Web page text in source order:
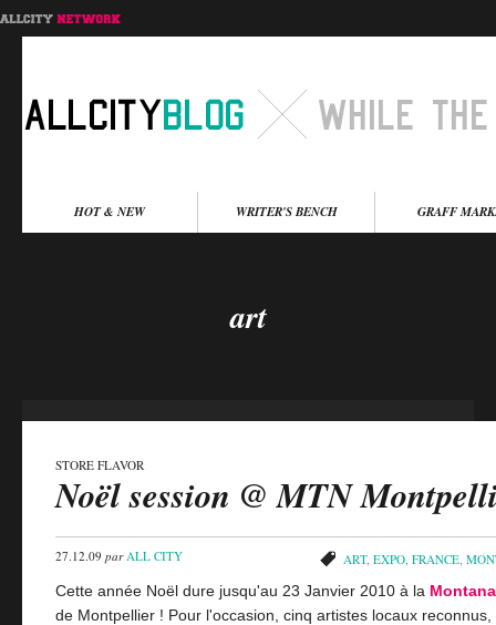
Aller au contenu
Aller au contenu
HOT & NEW WRITER'S BENCH GRAFF
art
STORE FLAVOR
Noël session @ MTN
27.12.09 par ALL CITY ART, EXPO FRANCE
Cette année Noël dure jusqu'au 23 Janvier 2010 à la
de Montpellier ! Pour l'occasion, cinq artistes locaux